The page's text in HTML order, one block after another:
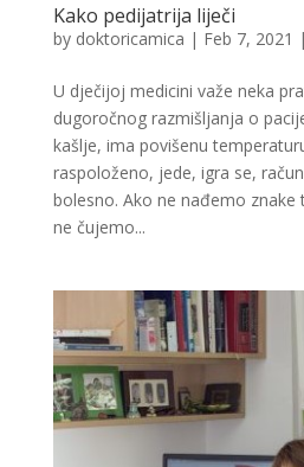
Kako pedijatrija liječi
by doktoricamica | Feb 7, 2021 |
U dječijoj medicini važe neka
dugoročnog razmišljanja o
kašlje, ima povišenu
raspoloženo, jede, igra se,
bolesno. Ako ne nađemo znake
ne čujemo...